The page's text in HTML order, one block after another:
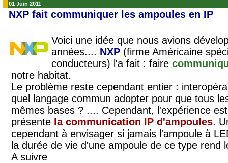
01 Juin 2011
NXP fait communiquer les ampoules en IP
Voici une idée que nous avions
années.... NXP (firme Américaine
conducteurs) l'a fait : faire
notre habitat.
Le problème reste cependant entier :
quel langage commun adopter pour que tous
mêmes bases ? .... Cependant, l'expérience
présente la communication IP d'ampoules.
cependant à envisager si jamais l'ampoule à
la durée de vie d'une ampoule de ce type
A suivre